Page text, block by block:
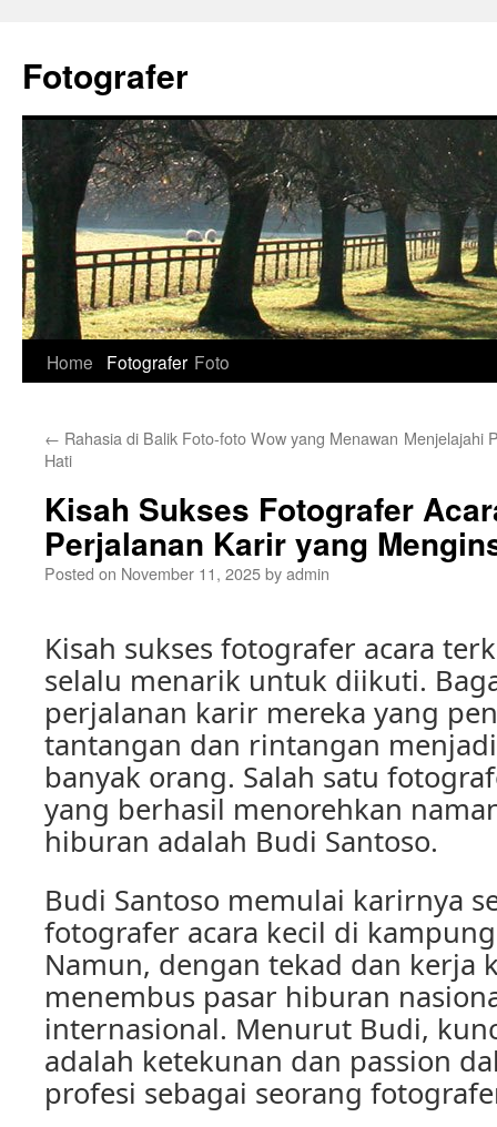
content
Fotografer
Home Fotografer Foto
← Rahasia di Balik Foto-foto Wow yang Menawan
Hati
Menjelajahi
Kisah Sukses Fotografer
Perjalanan Karir yang
Posted on November 11, 2025byadmin
Kisah sukses fotografer acara
selalu menarik untuk diikuti.
perjalanan karir mereka yang
tantangan dan rintangan
banyak orang. Salah satu
yang berhasil menorehkan
hiburan adalah Budi Santoso.
Budi Santoso memulai karirnya
fotografer acara kecil di
Namun, dengan tekad dan kerja
menembus pasar hiburan
internasional. Menurut Budi,
adalah ketekunan dan passion
profesi sebagai seorang